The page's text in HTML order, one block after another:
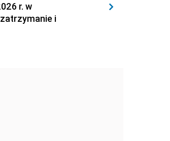
r. w
i